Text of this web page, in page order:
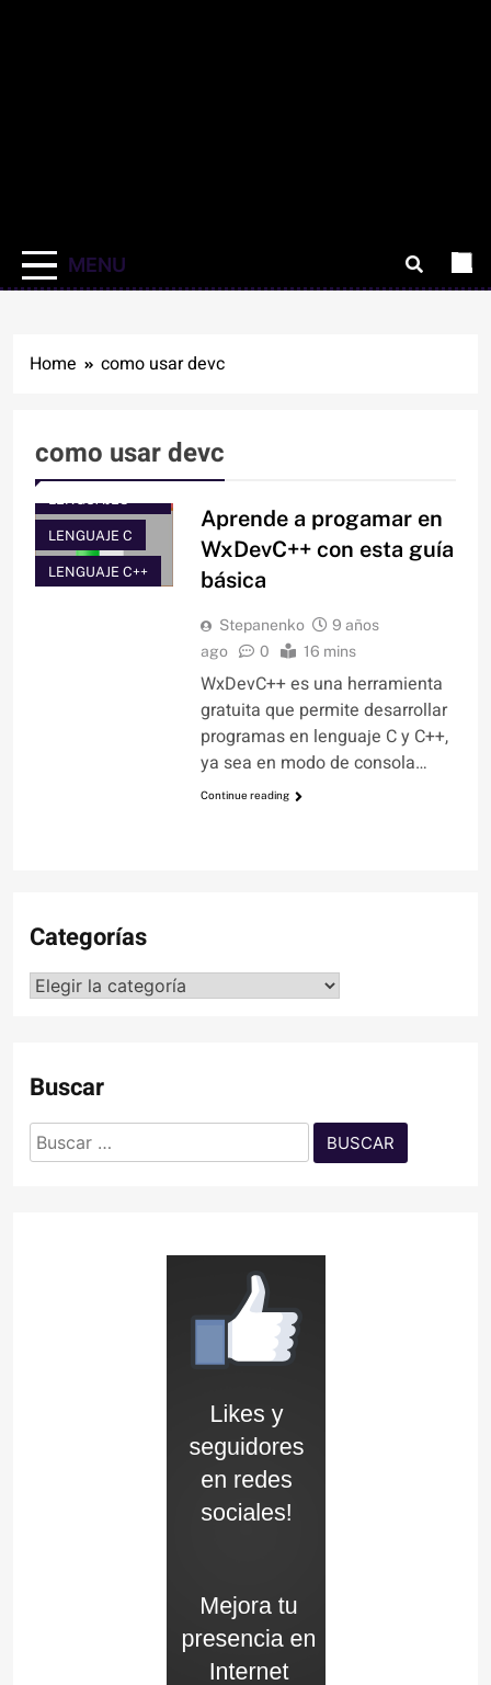
MENU
Home como usar devc
como usar devc
COMPILADORES
Y OTROS
LENGUAJES
LENGUAJE C
LENGUAJE C++
Aprende a progamar en
WxDevC++ con esta guía
básica
Stepanenko
9 años
ago
0 16 mins
WxDevC++ es una herramienta
gratuita que permite desarrollar
programas en lenguaje C y C++,
ya sea en modo de consola…
Continue reading
Categorías
Categorías
Buscar
Buscar: